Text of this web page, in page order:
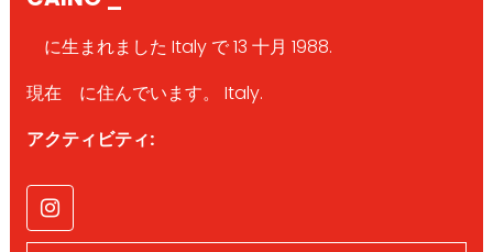
に生まれました Italy で 13 十月 1988.
現在 に住んでいます。 Italy.
アクティビティ: